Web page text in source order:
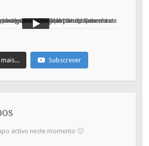
Subscrever
activo neste momento 🙂